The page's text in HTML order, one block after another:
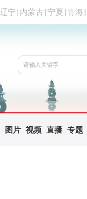
辽宁 内蒙古 宁夏 青海
图片 视频 直播 专题